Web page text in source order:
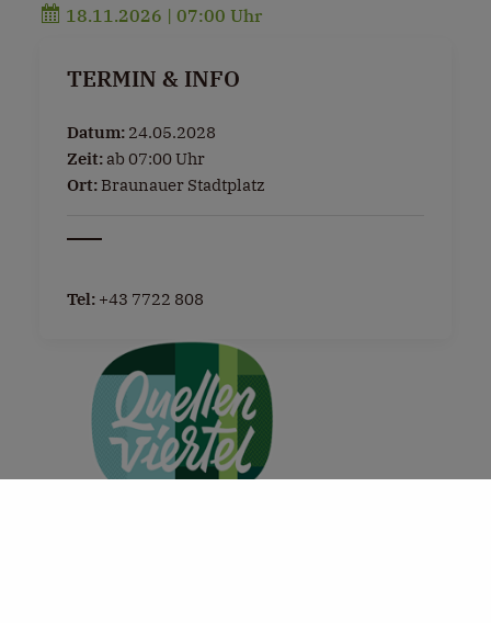
18.11.2026 | 07:00 Uhr
TERMIN & INFO
Datum: 24.05.2028
Zeit: ab 07:00 Uhr
Ort: Braunauer Stadtplatz
Tel: +43 7722 808